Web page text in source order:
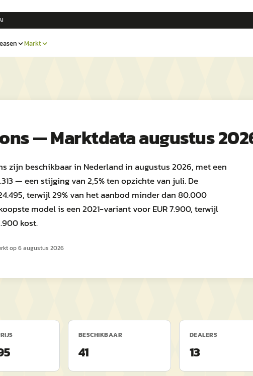
Markt
— Marktdata augustus
zijn beschikbaar in Nederland in augustus 2026, met een
— een stijging van 2,5% ten opzichte van juli. De
terwijl 29% van het aanbod minder dan 80.000
model is een 2021-variant voor EUR 7.900, terwijl
kost.
op6 augustus 2026
BESCHIKBAAR
41
DEALERS
13